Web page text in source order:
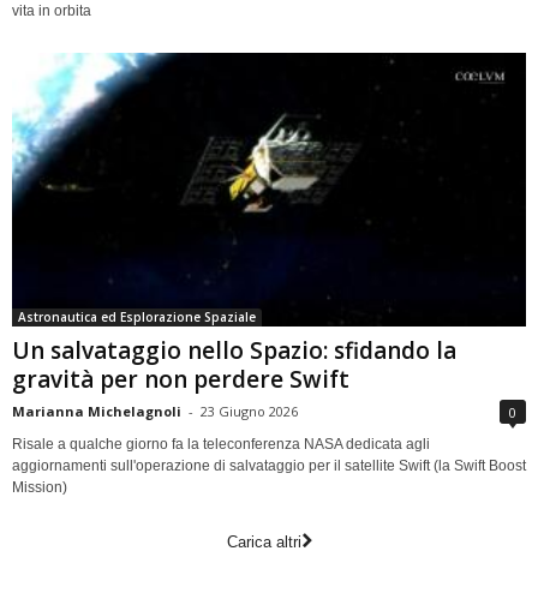
vita in orbita
Astronautica ed Esplorazione Spaziale
Un salvataggio nello Spazio: sfidando la
gravità per non perdere Swift
Marianna Michelagnoli - 23 Giugno 2026 0
Risale a qualche giorno fa la teleconferenza NASA dedicata agli
aggiornamenti sull'operazione di salvataggio per il satellite Swift (la Swift Boost
Mission)
Carica altri